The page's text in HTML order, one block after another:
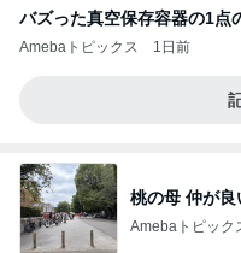
バズった真空保存容器の1点
Amebaトピックス 1日前
桃の母 仲が
Amebaトピック